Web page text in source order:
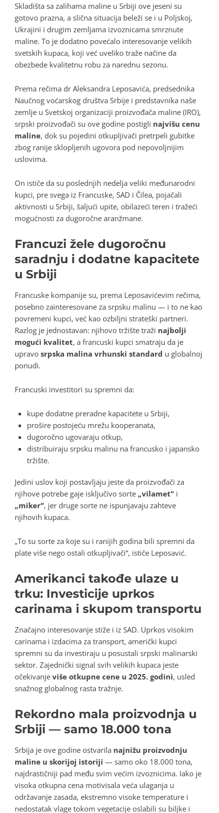
Skladišta sa zalihama maline u Srbiji ove jeseni su
gotovo prazna, a slična situacija beleži se i u Poljskoj,
Ukrajini i drugim zemljama izvoznicama smrznute
maline. To je dodatno povećalo interesovanje velikih
svetskih kupaca, koji već uveliko traže načine da
obezbede kvalitetnu robu za narednu sezonu.
Prema rečima dr Aleksandra Leposavića, predsednika
Naučnog voćarskog društva Srbije i predstavnika naše
zemlje u Svetskoj organizaciji proizvođača maline (IRO),
srpski proizvođači su ove godine postigli najvišu cenu
maline, dok su pojedini otkupljivači pretrpeli gubitke
zbog ranije sklopljenih ugovora pod nepovoljnijim
uslovima.
On ističe da su poslednjih nedelja veliki međunarodni
kupci, pre svega iz Francuske, SAD i Čilea, pojačali
aktivnosti u Srbiji, šaljući upite, obilazeći teren i tražeći
mogućnosti za dugoročne aranžmane.
Francuzi žele dugoročnu
saradnju i dodatne kapacitete
u Srbiji
Francuske kompanije su, prema Leposavićevim rečima,
posebno zainteresovane za srpsku malinu — i to ne kao
povremeni kupci, već kao ozbiljni strateški partneri.
Razlog je jednostavan: njihovo tržište traži najbolji
mogući kvalitet, a francuski kupci smatraju da je
upravo srpska malina vrhunski standard u globalnoj
ponudi.
Francuski investitori su spremni da:
kupe dodatne preradne kapacitete u Srbiji,
prošire postojeću mrežu kooperanata,
dugoročno ugovaraju otkup,
distribuiraju srpsku malinu na francusko i japansko
tržište.
Jedini uslov koji postavljaju jeste da proizvođači za
njihove potrebe gaje isključivo sorte „vilamet“ i
„miker“, jer druge sorte ne ispunjavaju zahteve
njihovih kupaca.
„To su sorte za koje su i ranijih godina bili spremni da
plate više nego ostali otkupljivači“, ističe Leposavić.
Amerikanci takođe ulaze u
trku: Investicije uprkos
carinama i skupom transportu
Značajno interesovanje stiže i iz SAD. Uprkos visokim
carinama i izdacima za transport, američki kupci
spremni su da investiraju u posustali srpski malinarski
sektor. Zajednički signal svih velikih kupaca jeste
očekivanje više otkupne cene u 2025. godini, usled
snažnog globalnog rasta tražnje.
Rekordno mala proizvodnja u
Srbiji — samo 18.000 tona
Srbija je ove godine ostvarila najnižu proizvodnju
maline u skorijoj istoriji — samo oko 18.000 tona,
najdrastičniji pad među svim većim izvoznicima. Iako je
visoka otkupna cena motivisala veća ulaganja u
održavanje zasada, ekstremno visoke temperature i
nedostatak vlage tokom vegetacije oslabili su biljke i